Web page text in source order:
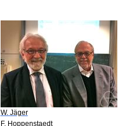
W. Jäger
F. Hoppenstaedt